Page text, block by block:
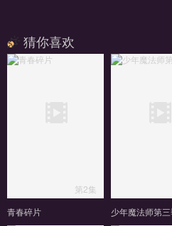
猜你喜欢
第2集
青春碎片
少年魔法师第